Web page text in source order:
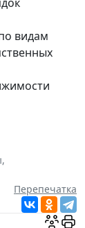
видам
,
Перепечатка